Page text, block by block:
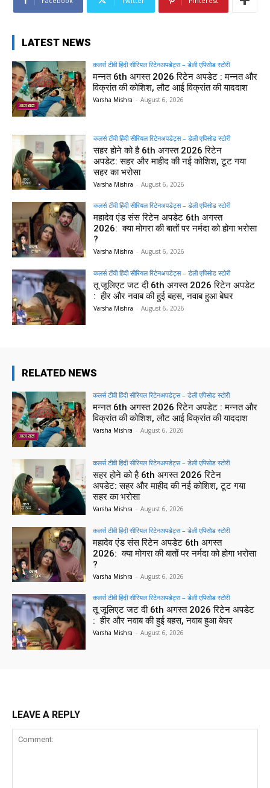
LATEST NEWS
कलर्स टीवी हिंदी सीरियल रिटेनअपडेट्स – डेली एपिसोड स्टोरी
मन्नत 6th अगस्त 2026 रिटेन अपडेट : मन्नत और
विक्रांत की कोशिश, लौट आई विक्रांत की याददाश
Varsha Mishra - August 6, 2026
कलर्स टीवी हिंदी सीरियल रिटेनअपडेट्स – डेली एपिसोड स्टोरी
सहर होने को है 6th अगस्त 2026 रिटेन
अपडेट: सहर और माहीद की नई कोशिश, टूट गया
सहर का भरोसा
Varsha Mishra - August 6, 2026
कलर्स टीवी हिंदी सीरियल रिटेनअपडेट्स – डेली एपिसोड स्टोरी
महादेव एंड संस रिटेन अपडेट 6th अगस्त
2026: क्या मोगरा की बातों पर नर्मदा को होगा भरोसा
?
Varsha Mishra - August 6, 2026
कलर्स टीवी हिंदी सीरियल रिटेनअपडेट्स – डेली एपिसोड स्टोरी
तू जूलिएट जट दी 6th अगस्त 2026 रिटेन अपडेट
: हीर और नवाब की हुई बहस, नवाब हुआ बेघर
Varsha Mishra - August 6, 2026
RELATED NEWS
कलर्स टीवी हिंदी सीरियल रिटेनअपडेट्स – डेली एपिसोड स्टोरी
मन्नत 6th अगस्त 2026 रिटेन अपडेट : मन्नत और
विक्रांत की कोशिश, लौट आई विक्रांत की याददाश
Varsha Mishra - August 6, 2026
कलर्स टीवी हिंदी सीरियल रिटेनअपडेट्स – डेली एपिसोड स्टोरी
सहर होने को है 6th अगस्त 2026 रिटेन
अपडेट: सहर और माहीद की नई कोशिश, टूट गया
सहर का भरोसा
Varsha Mishra - August 6, 2026
कलर्स टीवी हिंदी सीरियल रिटेनअपडेट्स – डेली एपिसोड स्टोरी
महादेव एंड संस रिटेन अपडेट 6th अगस्त
2026: क्या मोगरा की बातों पर नर्मदा को होगा भरोसा
?
Varsha Mishra - August 6, 2026
कलर्स टीवी हिंदी सीरियल रिटेनअपडेट्स – डेली एपिसोड स्टोरी
तू जूलिएट जट दी 6th अगस्त 2026 रिटेन अपडेट
: हीर और नवाब की हुई बहस, नवाब हुआ बेघर
Varsha Mishra - August 6, 2026
LEAVE A REPLY